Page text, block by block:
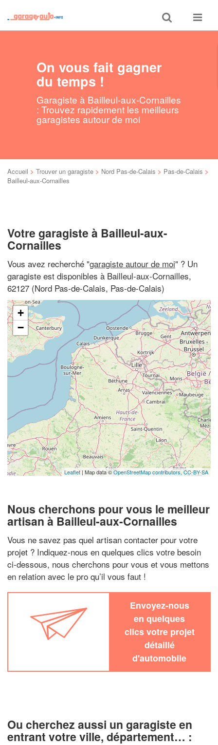
Toggle
search
Toggle
On vous fait gagner
du temps !
Garagiste à Bailleul-aux-Cornailles
: Trouvez rapidement les meilleurs
garagistes autour de moi
Accueil > Trouver un garagiste > Nord Pas-de-Calais > Pas-de-Calais >
Bailleul-aux-Cornailles
Votre garagiste à Bailleul-aux-
Cornailles
Vous avez recherché "garagiste autour de moi" ? Un
garagiste est disponibles à Bailleul-aux-Cornailles,
62127 (Nord Pas-de-Calais, Pas-de-Calais)
+
−
Leaflet| Map data ©OpenStreetMap contributors,CC-BY-SA
Nous cherchons pour vous le meilleur
artisan à Bailleul-aux-Cornailles
Vous ne savez pas quel artisan contacter pour votre
projet ? Indiquez-nous en quelques clics votre besoin
ci-dessous, nous cherchons pour vous et vous mettons
en relation avec le pro qu’il vous faut !
Envoyez-nous
en quelques
clics votre projet
détaillé
d'automobile
Ou cherchez aussi un garagiste en
entrant votre ville, département… :